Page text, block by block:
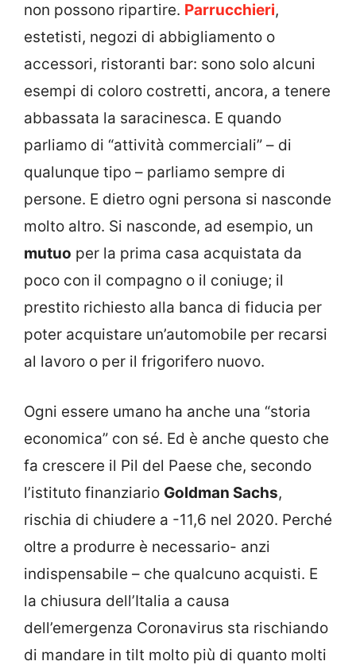
non possono ripartire. Parrucchieri,
estetisti, negozi di abbigliamento o
accessori, ristoranti bar: sono solo alcuni
esempi di coloro costretti, ancora, a tenere
abbassata la saracinesca. E quando
parliamo di “attività commerciali” – di
qualunque tipo – parliamo sempre di
persone. E dietro ogni persona si nasconde
molto altro. Si nasconde, ad esempio, un
mutuo per la prima casa acquistata da
poco con il compagno o il coniuge; il
prestito richiesto alla banca di fiducia per
poter acquistare un’automobile per recarsi
al lavoro o per il frigorifero nuovo.
Ogni essere umano ha anche una “storia
economica” con sé. Ed è anche questo che
fa crescere il Pil del Paese che, secondo
l’istituto finanziario Goldman Sachs,
rischia di chiudere a -11,6 nel 2020. Perché
oltre a produrre è necessario- anzi
indispensabile – che qualcuno acquisti. E
la chiusura dell’Italia a causa
dell’emergenza Coronavirus sta rischiando
di mandare in tilt molto più di quanto molti